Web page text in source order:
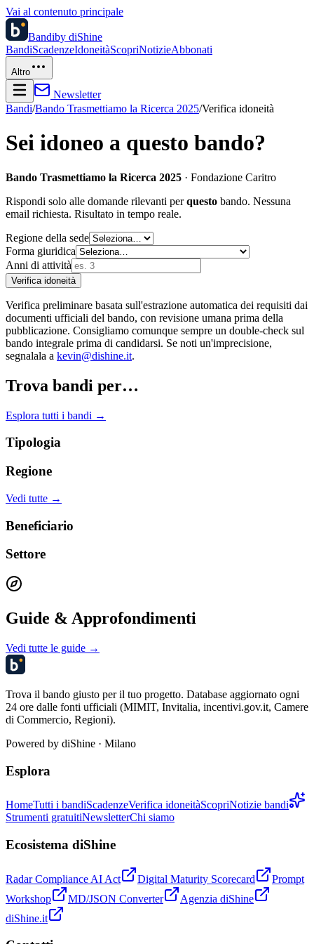
Vai al contenuto principale
Bandiby diShine
BandiScadenzeIdoneitàScopriNotizieAbbonati
Altro
Newsletter
Bandi/Bando Trasmettiamo la Ricerca 2025/Verifica idoneità
Sei idoneo a questo bando?
Bando Trasmettiamo la Ricerca 2025 · Fondazione Caritro
Rispondi solo alle domande rilevanti perquesto bando. Nessuna
email richiesta. Risultato in tempo reale.
Regione della sede
Forma giuridica
Anni di attività
Verifica idoneità
Verifica preliminare basata sull'estrazione automatica dei requisiti dai
documenti ufficiali del bando, con revisione umana prima della
pubblicazione. Consigliamo comunque sempre un double-check sul
bando integrale prima di candidarsi. Se noti un'imprecisione,
segnalala a kevin@dishine.it.
Trova bandi per…
Esplora tutti i bandi →
Tipologia
Regione
Vedi tutte →
Beneficiario
Settore
Guide & Approfondimenti
Vedi tutte le guide →
Trova il bando giusto per il tuo progetto. Database aggiornato ogni
24 ore dalle fonti ufficiali (MIMIT, Invitalia, incentivi.gov.it, Camere
di Commercio, Regioni).
Powered by diShine · Milano
Esplora
HomeTutti i bandiScadenzeVerifica idoneitàScopriNotizie bandi
Strumenti gratuitiNewsletterChi siamo
Ecosistema diShine
Radar Compliance AI Act Digital Maturity Scorecard
Prompt
Workshop
MD/JSON Converter
Agenzia diShine
diShine.it